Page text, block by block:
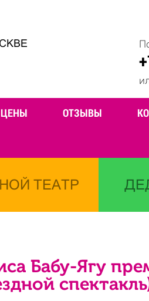
ЦЕНЫ ОТЗЫВЫ
ТЕАТР
Бабу-Ягу